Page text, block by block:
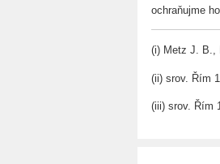
ochraňujme
(i) Metz J. B.,
(ii) srov. Řím
(iii) srov. Řím